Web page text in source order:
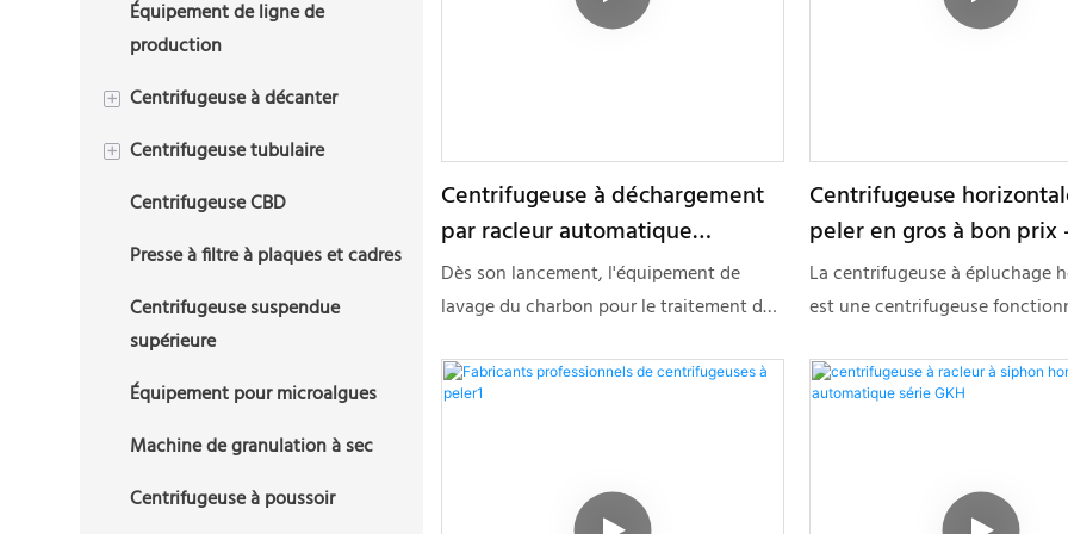
Centrifugeuse à disque
Centrifugeuse à plaques
Équipement de ligne de
production
+ Centrifugeuse à décanter
Centrifugeuse à décanteur
phases
Centrifugeuse à décanter la
boue de forage
+ Centrifugeuse tubulaire
Centrifugeuse tubulaire à 2
triphasée
Centrifugeuse CBD
Presse à filtre à plaques et cadres
Centrifugeuse suspendue
supérieure
Équipement pour microalgues
Machine de granulation à sec
Centrifugeuse à poussoir
Centrifugeuse à déchargement
par racleur automatique
horizontal GK 1250-N
Dès son lancement, l'équipement de
lavage du charbon pour le traitement des
centrifugeuse à charbon et la
centrifugeuse à fines boues a été bien
réellement résolu les problèmes
Centrifugeuse
peler en gros à bon prix
Shenzhou
La centrifugeuse à épluchage
est une centrifugeuse
disponible avec des systèmes
commande automatique et
régénération du tissu filtrant